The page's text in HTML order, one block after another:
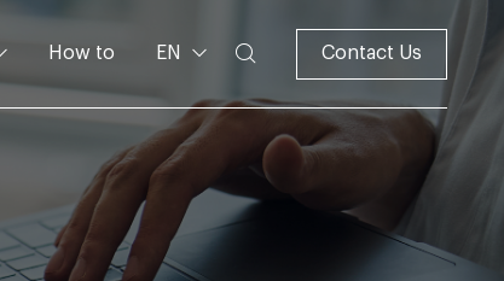
How to EN Contact Us